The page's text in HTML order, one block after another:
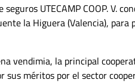
UTECAMP COOP. V.
la Higuera (Valencia),
vendimia, la principal
sus méritos por el sector